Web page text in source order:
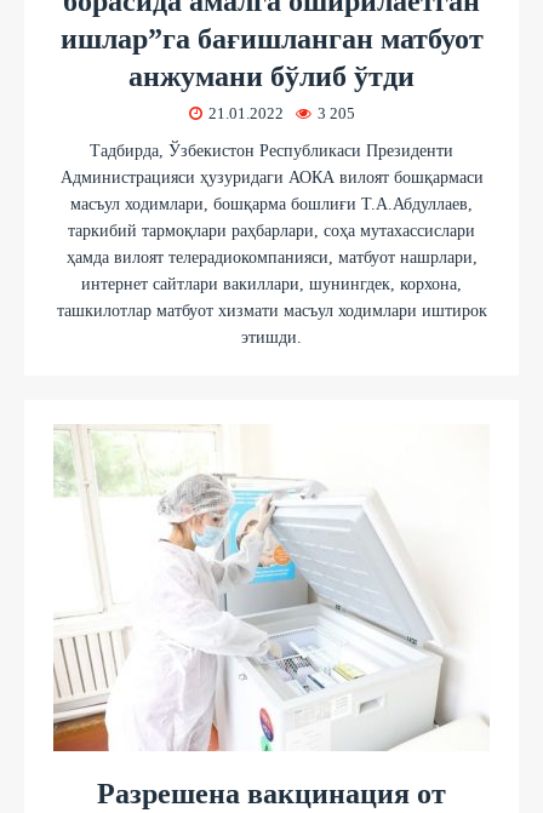
ишлар”га бағишланган матбуот
анжумани бўлиб ўтди
21.01.2022 3 205
Тадбирда, Ўзбекистон Республикаси Президенти
Администрацияси ҳузуридаги АОКА вилоят бошқармаси
масъул ходимлари, бошқарма бошлиғи Т.А.Абдуллаев,
таркибий тармоқлари раҳбарлари, соҳа мутахассислари
ҳамда вилоят телерадиокомпанияси, матбуот нашрлари,
интернет сайтлари вакиллари, шунингдек, корхона,
ташкилотлар матбуот хизмати масъул ходимлари иштирок
этишди.
Разрешена вакцинация от